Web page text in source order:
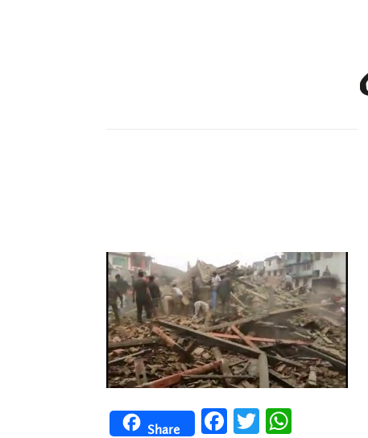
Share
FacebookTwitter